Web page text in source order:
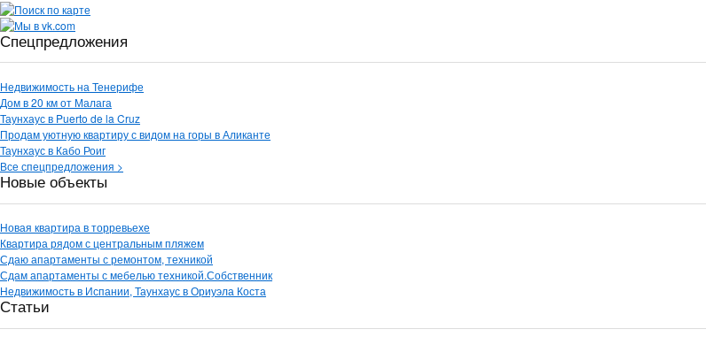
Спецпредложения
Недвижимость на Тенерифе
Дом в 20 км от Малага
Таунхаус в Puerto de la Cruz
Продам уютную квартиру с видом на горы в Аликанте
Таунхаус в Кабо Роиг
Все спецпредложения >
Новые объекты
Новая квартира в торревьехе
Квартира рядом с центральным пляжем
Сдаю апартаменты с ремонтом, техникой
Сдам апартаменты с мебелью техникой.Собственник
Недвижимость в Испании, Таунхаус в Ориуэла Коста
Статьи